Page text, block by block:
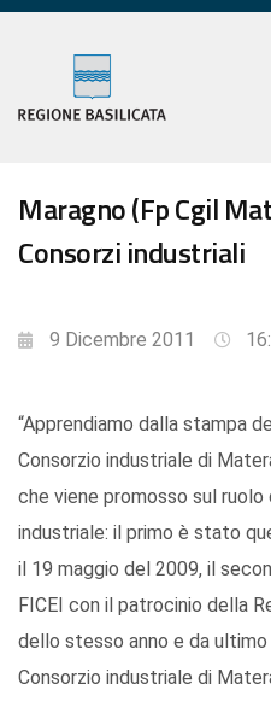
Maragno (Fp Cgil
Consorzi industriali
9 Dicembre 2011
“Apprendiamo dalla stampa
Consorzio industriale di
che viene promosso sul
industriale: il primo è stato
il 19 maggio del 2009, il
FICEI con il patrocinio della
dello stesso anno e da
Consorzio industriale di